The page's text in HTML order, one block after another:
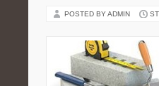
POSTED BY ADMIN